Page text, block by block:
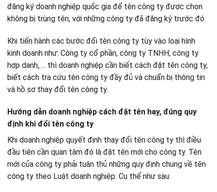
đăng ký doanh nghiệp quốc gia để tên công ty được chọn
không bị trùng tên, với những công ty đã đăng ký trước đó.
Khi tiến hành các bước đổi tên công ty tùy vào loại hình
kinh doanh như: Công ty cổ phần, công ty TNHH, công ty
hợp danh,…. thì doanh nghiệp cần biết cách đặt tên công ty,
biết cách tra cứu tên công ty đầy đủ và chuẩn bị thông tin
và hồ sơ thay đổi tên công ty.
Hướng dẫn doanh nghiệp cách đặt tên hay, đúng quy
định khi đổi tên công ty
Khi doanh nghiệp quyết định thay đổi tên công ty thì điều
đầu tiên cần quan tâm đó là đặt tên mới cho công ty. Tên
mới của công ty phải tuân thủ những quy định chung về tên
công ty theo Luật doanh nghiệp. Cụ thể như sau: